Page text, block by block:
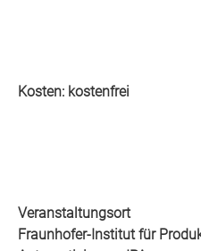
Kosten: kostenfrei
Veranstaltungsort
Fraunhofer-Institut für